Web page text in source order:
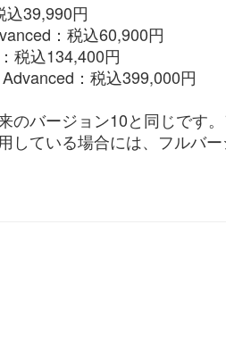
込39,990円
：税込60,900円
税込134,400円
：税込399,000円
のバージョン10と同じです
している場合には、フルバ